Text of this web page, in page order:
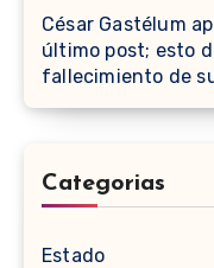
César Gastélum
último post; esto
fallecimiento de
Categorias
Estado